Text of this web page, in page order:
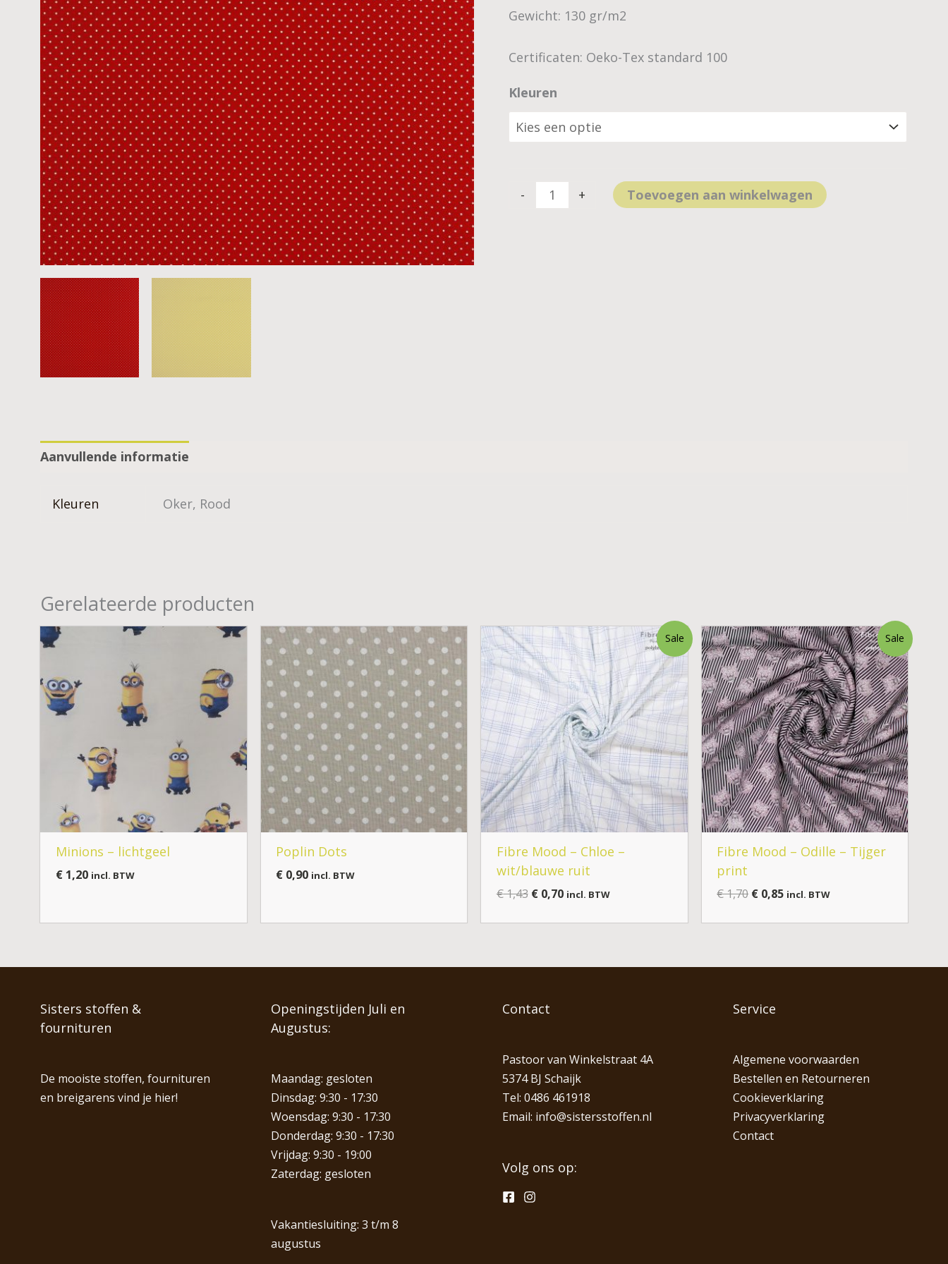
Gewicht: 130 gr/m2
Certificaten: Oeko-Tex standard 100
Kleuren
- + Toevoegen aan winkelwagen
Aanvullende informatie
Kleuren Oker, Rood
Gerelateerde producten
Minions – lichtgeel
€1,20 incl. BTW
Poplin Dots
€ 0,90 incl. BTW
Sale
Fibre Mood – Chloe –
wit/blauwe ruit
€1,43
Oorspronkelijke
prijs
was:
€ 1,43.
€0,70
Huidige
prijs
is:
€ 0,70.
incl. BTW
Sale
Fibre Mood – Odille – Tijger
print
€1,70
Oorspronkelijke
prijs
was:
€ 1,70.
€ 0,85
Huidige
prijs
is:
€ 0,85.
incl. BTW
Sisters stoffen &
fournituren
De mooiste stoffen, fournituren
en breigarens vind je hier!
Openingstijden Juli en
Augustus:
Maandag: gesloten
Dinsdag: 9:30 - 17:30
Woensdag: 9:30 - 17:30
Donderdag: 9:30 - 17:30
Vrijdag: 9:30 - 19:00
Zaterdag: gesloten
Vakantiesluiting: 3 t/m 8
augustus
Contact
Pastoor van Winkelstraat 4A
5374 BJ Schaijk
Tel: 0486 461918
Email: info@sistersstoffen.nl
Volg ons op:
Service
Algemene voorwaarden
Bestellen en Retourneren
Cookieverklaring
Privacyverklaring
Contact